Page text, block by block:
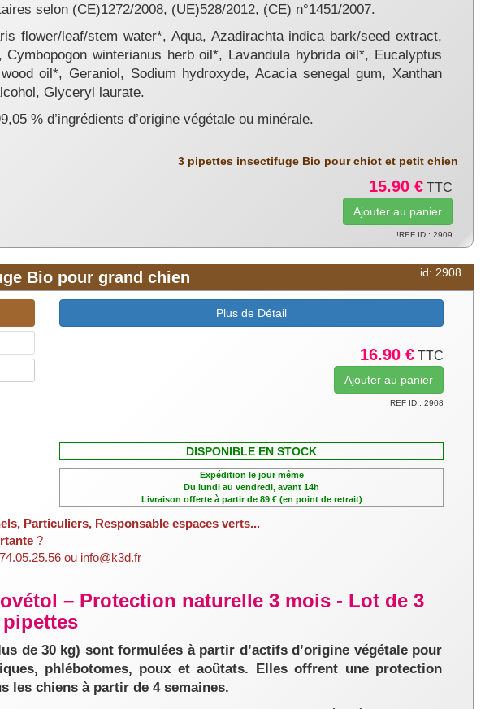
selon (CE)1272/2008, (UE)528/2012, (CE) n°1451/2007.
flower/leaf/stem water*, Aqua, Azadirachta indica bark/seed extract,
winterianus herb oil*, Lavandula hybrida oil*, Eucalyptus
oil*, Geraniol, Sodium hydroxyde, Acacia senegal gum, Xanthan
Glyceryl laurate.
% d’ingrédients d’origine végétale ou minérale.
3 pipettes insectifuge Bio pour chiot et petit chien
15.90 € TTC
!REF ID : 2909
id: 2908
Bio pour grand chien
Plus de Détail
16.90 € TTC
REF ID : 2908
DISPONIBLE EN STOCK
Expédition le jour même
Du lundi au vendredi, avant 14h
Livraison offerte à partir de 89 € (en point de retrait)
Particuliers, Responsable espaces verts...
?
ou info@k3d.fr
– Protection naturelle 3 mois - Lot de 3
pipettes
de 30 kg) sont formulées à partir d’actifs d’origine végétale pour
phlébotomes, poux et aoûtats. Elles offrent une protection
les chiens à partir de 4 semaines.